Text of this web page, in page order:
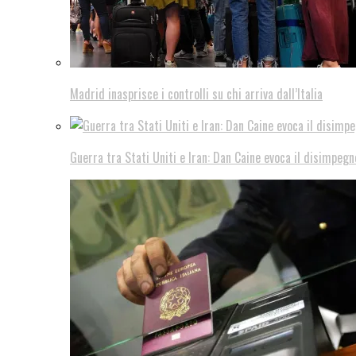
Madrid inasprisce i controlli su chi arriva dall’Italia
Guerra tra Stati Uniti e Iran: Dan Caine evoca il